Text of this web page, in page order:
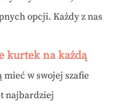
opcji. Każdy z nas
kurtek na każdą
w swojej szafie
najbardziej